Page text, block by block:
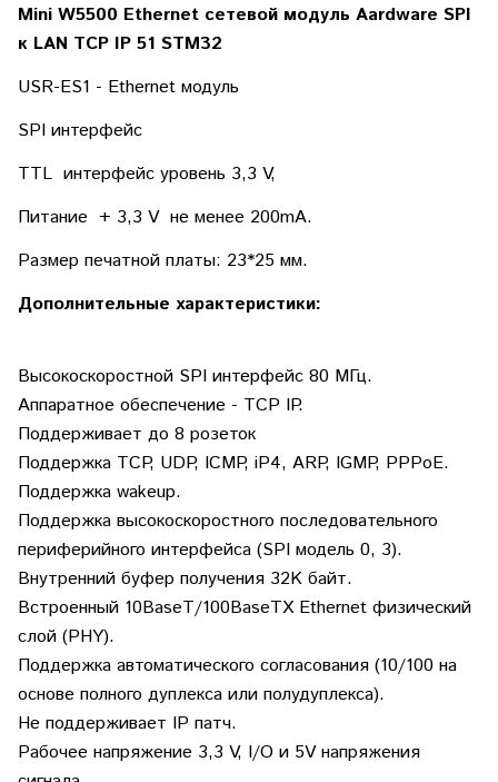
Mini W5500 Ethernet сетевой модуль Aardware SPI
к LAN TCP IP 51 STM32
USR-ES1 - Ethernet модуль
SPI интерфейс
TTL интерфейс уровень 3,3 V,
Питание + 3,3 V не менее 200mA.
Размер печатной платы: 23*25 мм.
Дополнительные характеристики:
Высокоскоростной SPI интерфейс 80 МГц.
Аппаратное обеспечение - TCP IP.
Поддерживает до 8 розеток
Поддержка TCP, UDP, ICMP, iP4, ARP, IGMP, PPPoE.
Поддержка wakeup.
Поддержка высокоскоростного последовательного
периферийного интерфейса (SPI модель 0, 3).
Внутренний буфер получения 32K байт.
Встроенный 10BaseT/100BaseTX Ethernet физический
слой (PHY).
Поддержка автоматического согласования (10/100 на
основе полного дуплекса или полудуплекса).
Не поддерживает IP патч.
Рабочее напряжение 3,3 V, I/O и 5V напряжения